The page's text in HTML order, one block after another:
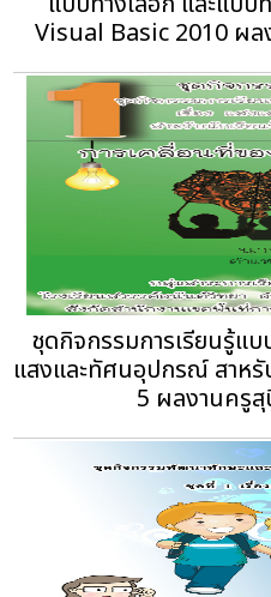
Visual Basic 2010 ผล
ชุดกิจกรรมการเรียนรู้แ
แสงและทัศนอุปกรณ์ สาห
5 ผลงานครูสุ